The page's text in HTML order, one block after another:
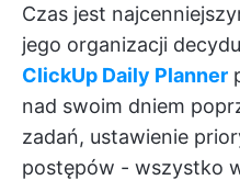
Czas jest
jego organizacji
ClickUp Daily Planner
nad swoim dniem
zadań, ustawienie
postępów - wszystko